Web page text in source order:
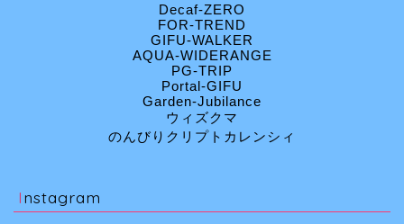
Decaf-ZERO
FOR-TREND
GIFU-WALKER
AQUA-WIDERANGE
PG-TRIP
Portal-GIFU
Garden-Jubilance
ウィズクマ
のんびりクリプトカレンシィ
Instagram